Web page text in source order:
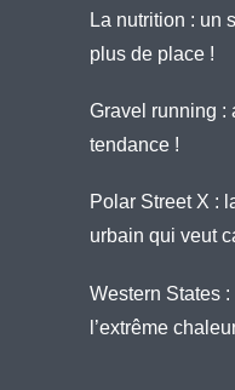
La nutrition : un
plus de place !
Gravel running :
tendance !
Polar Street X :
urbain qui veut
Western States
l’extrême